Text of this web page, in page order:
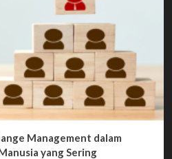
Management dalam
yang Sering